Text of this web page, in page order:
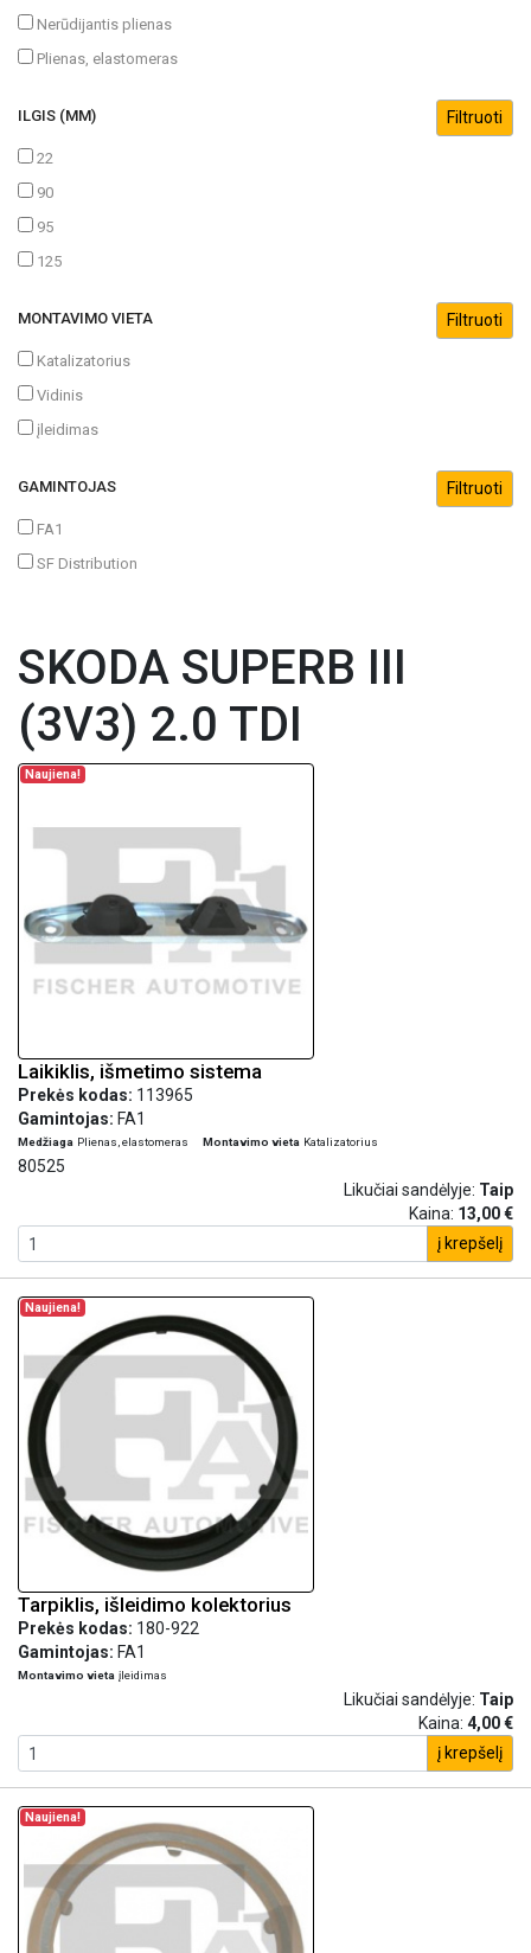
Nerūdijantis plienas
Plienas, elastomeras
ILGIS (MM)
22
90
95
125
MONTAVIMO VIETA
Katalizatorius
Vidinis
įleidimas
GAMINTOJAS
FA1
SF Distribution
SKODA SUPERB III
(3V3) 2.0 TDI
Naujiena!
Laikiklis, išmetimo sistema
Prekės kodas: 113965
Gamintojas: FA1
Medžiaga Plienas, elastomeras Montavimo vieta Katalizatorius
80525
Likučiai sandėlyje: Taip
Kaina: 13,00 €
į krepšelį
Naujiena!
Tarpiklis, išleidimo kolektorius
Prekės kodas: 180-922
Gamintojas: FA1
Montavimo vieta įleidimas
Likučiai sandėlyje: Taip
Kaina: 4,00 €
į krepšelį
Naujiena!